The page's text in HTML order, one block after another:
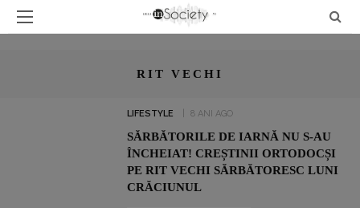
RIT VECHI
LIFESTYLE 8 ANI AGO
SĂRBĂTORILE DE IARNĂ NU S-AU
ÎNCHEIAT! CREȘTINII ORTODOCȘI
PE RIT VECHI SĂRBĂTORESC LUNI
CRĂCIUNUL